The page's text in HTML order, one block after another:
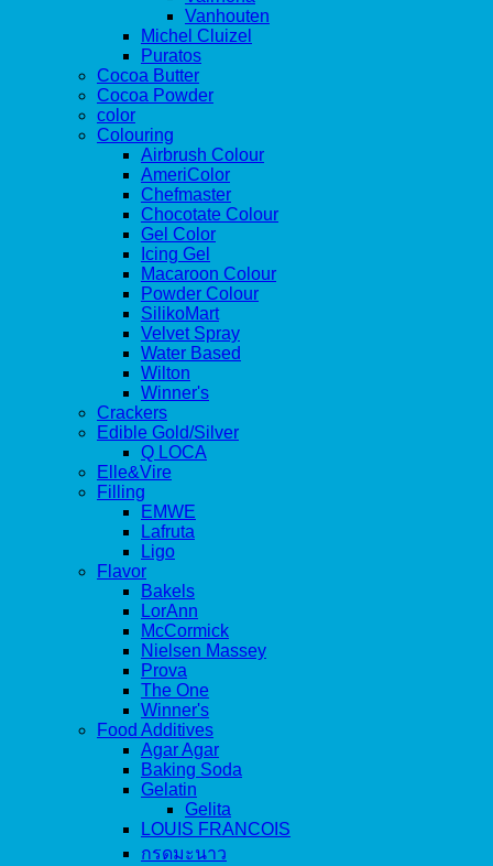
Vanhouten
Michel Cluizel
Puratos
Cocoa Butter
Cocoa Powder
color
Colouring
Airbrush Colour
AmeriColor
Chefmaster
Chocotate Colour
Gel Color
Icing Gel
Macaroon Colour
Powder Colour
SilikoMart
Velvet Spray
Water Based
Wilton
Winner's
Crackers
Edible Gold/Silver
Q LOCA
Elle&Vire
Filling
EMWE
Lafruta
Ligo
Flavor
Bakels
LorAnn
McCormick
Nielsen Massey
Prova
The One
Winner's
Food Additives
Agar Agar
Baking Soda
Gelatin
Gelita
LOUIS FRANCOIS
กรดมะนาว